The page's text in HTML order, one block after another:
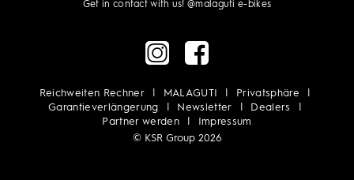
Get in contact with us!@malaguti e-bikes
Reichweiten Rechner MALAGUTI
Privatsphäre
Garantieverlängerung
Newsletter
Dealers
Partner werden
Impressum
© KSR Group 2026